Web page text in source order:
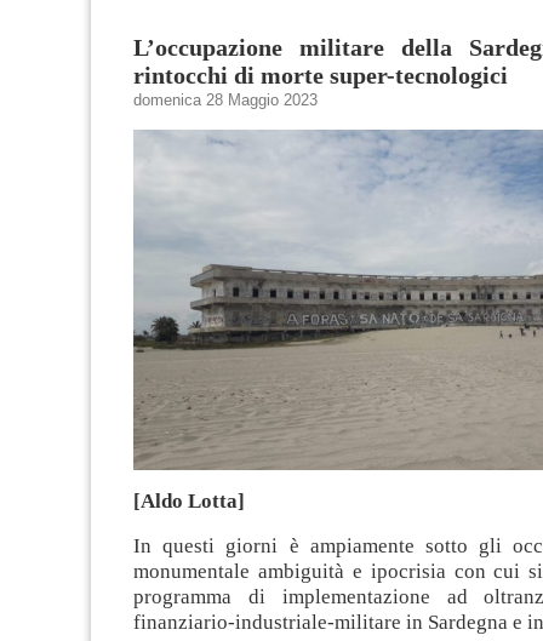
L’occupazione militare della
rintocchi di morte super-tecnologici
domenica 28 Maggio 2023
[Aldo Lotta]
In questi giorni è ampiamente sotto gli
monumentale ambiguità e ipocrisia con cui
programma di implementazione ad
finanziario-industriale-militare in Sardegna e